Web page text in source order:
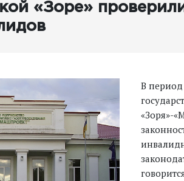
«Зоре»
В период
«Зоря»-